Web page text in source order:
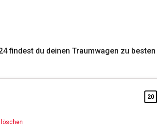
findest du deinen Traumwagen zu
20
löschen